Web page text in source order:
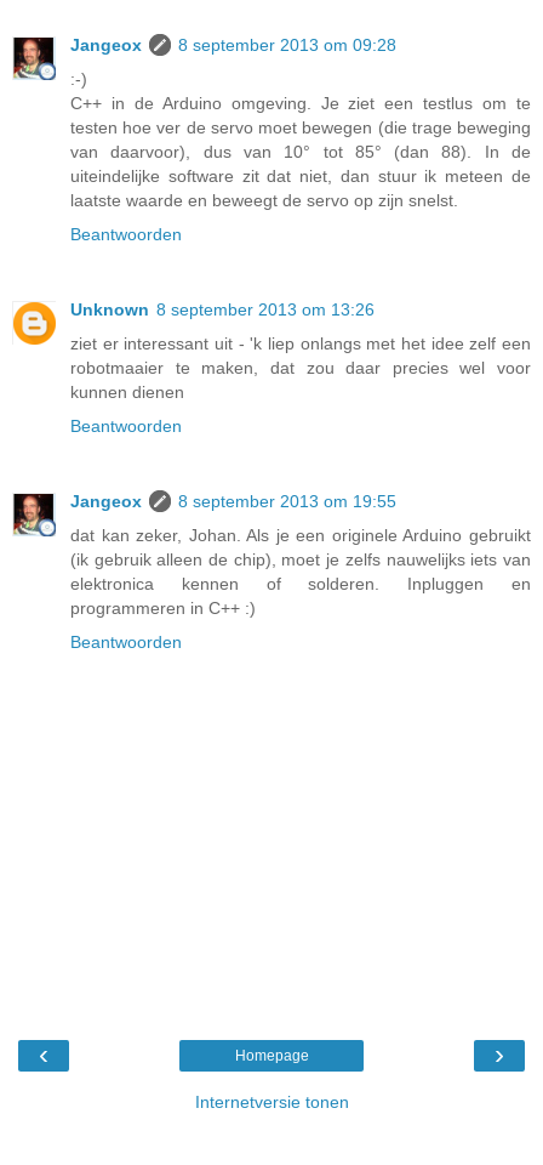
Jangeox
8 september 2013 om 09:28
:-)
C++ in de Arduino omgeving. Je ziet een testlus om te
testen hoe ver de servo moet bewegen (die trage beweging
van daarvoor), dus van 10° tot 85° (dan 88). In de
uiteindelijke software zit dat niet, dan stuur ik meteen de
laatste waarde en beweegt de servo op zijn snelst.
Beantwoorden
Unknown 8 september 2013 om 13:26
ziet er interessant uit - 'k liep onlangs met het idee zelf een
robotmaaier te maken, dat zou daar precies wel voor
kunnen dienen
Beantwoorden
Jangeox
8 september 2013 om 19:55
dat kan zeker, Johan. Als je een originele Arduino gebruikt
(ik gebruik alleen de chip), moet je zelfs nauwelijks iets van
elektronica kennen of solderen. Inpluggen en
programmeren in C++ :)
Beantwoorden
‹ ›
Homepage
Internetversie tonen